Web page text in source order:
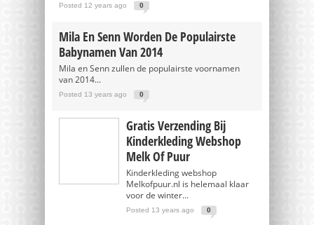
Posted 12 years ago 0
Mila En Senn Worden De Populairste
Babynamen Van 2014
Mila en Senn zullen de populairste voornamen
van 2014...
Posted 13 years ago 0
Gratis Verzending Bij
Kinderkleding Webshop
Melk Of Puur
Kinderkleding webshop
Melkofpuur.nl is helemaal klaar
voor de winter...
Posted 13 years ago 0